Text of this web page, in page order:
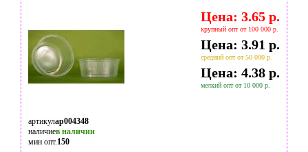
Цена: 3.65 р.
крупный опт от 100 000 р.
Цена: 3.91 р.
средний опт от 50 000 р.
Цена: 4.38 р.
мелкий опт от 10 000 р.
артикулap004348
наличиев наличии
мин опт.150